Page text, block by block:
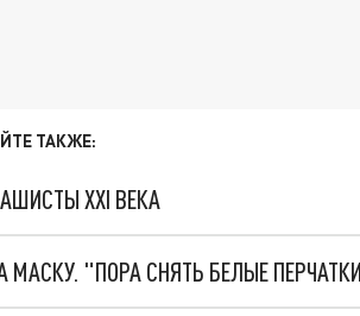
ТАКЖЕ:
XXI ВЕКА
МАСКУ. "ПОРА СНЯТЬ БЕЛЫЕ